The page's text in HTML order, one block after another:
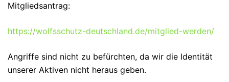
Mitgliedsantrag:
https://wolfsschutz-deutschland.de/mitglied-werden/
Angriffe sind nicht zu befürchten, da wir die Identität
unserer Aktiven nicht heraus geben.